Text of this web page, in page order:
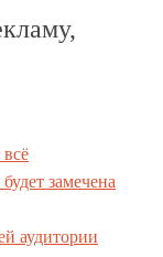
замечена
аудитории